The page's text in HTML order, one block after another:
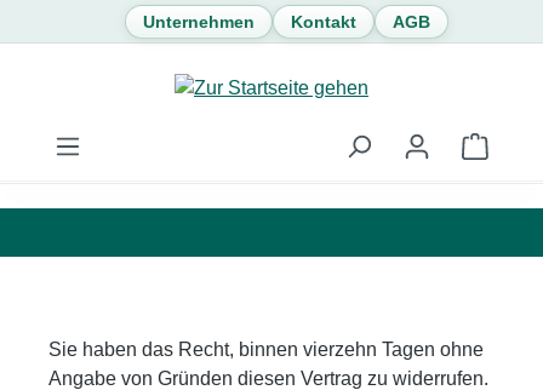
Zum Hauptinhalt springen
Unternehmen Kontakt AGB
Sie haben das Recht, binnen vierzehn Tagen ohne
Angabe von Gründen diesen Vertrag zu widerrufen.